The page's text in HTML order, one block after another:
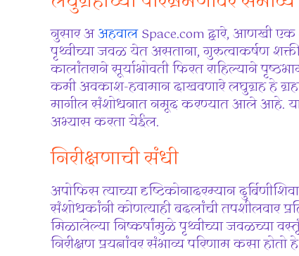
नुसार अअहवालSpace.com द्वारे, आणखी
पृथ्वीच्या जवळ येत असताना, गुरुत्वाकर्षण
कालांतराने सूर्याभोवती फिरत राहिल्याने
कमी अवकाश-हवामान दाखवणारे लघुग्रह हे
मागील संशोधनात नमूद करण्यात आले आहे. या
अभ्यास करता येईल.
निरीक्षणाची संधी
अपोफिस त्याच्या दृष्टिकोनादरम्यान
संशोधकांनी कोणत्याही बदलांची तपशीलवार
मिळालेल्या निष्कर्षांमुळे पृथ्वीच्या जवळच्या
निरीक्षण प्रयत्नांवर संभाव्य परिणाम कसा